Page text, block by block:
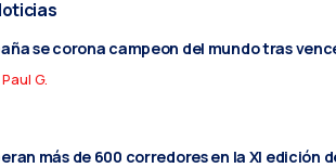
se corona campeon del mundo tras
Paul G.
más de 600 corredores en la XI edición